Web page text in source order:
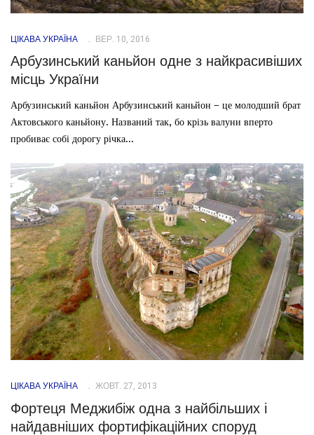
ЦІКАВА УКРАЇНА ВЕР. 10, 2016
Арбузинський каньйон одне з найкрасивіших
місць України
Арбузинський каньйон Арбузинський каньйон – це молодший брат
Актовського каньйону. Названий так, бо крізь валуни вперто
пробиває собі дорогу річка...
ЦІКАВА УКРАЇНА ЖОВТ. 27, 2013
Фортеця Меджибіж одна з найбільших і
найдавніших фортифікаційних споруд